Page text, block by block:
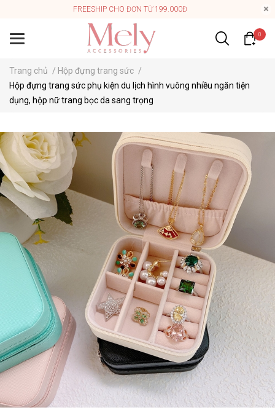
FREESHIP CHO ĐƠN TỪ 199.000Đ
0
Trang chủ / Hộp đựng trang sức /
Hộp đựng trang sức phụ kiện du lịch hình vuông nhiều ngăn tiện
dụng, hộp nữ trang bọc da sang trọng